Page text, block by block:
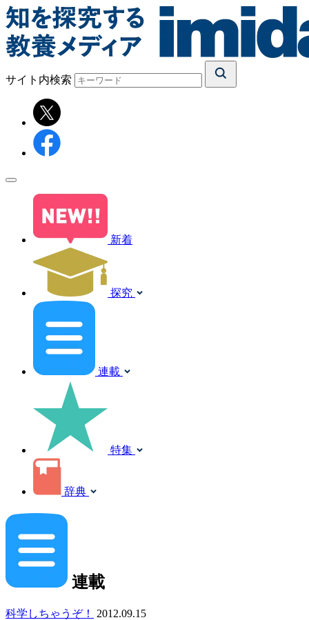
サイト内検索
新着
探究
連載
特集
辞典
連載
科学しちゃうぞ！ 2012.09.15